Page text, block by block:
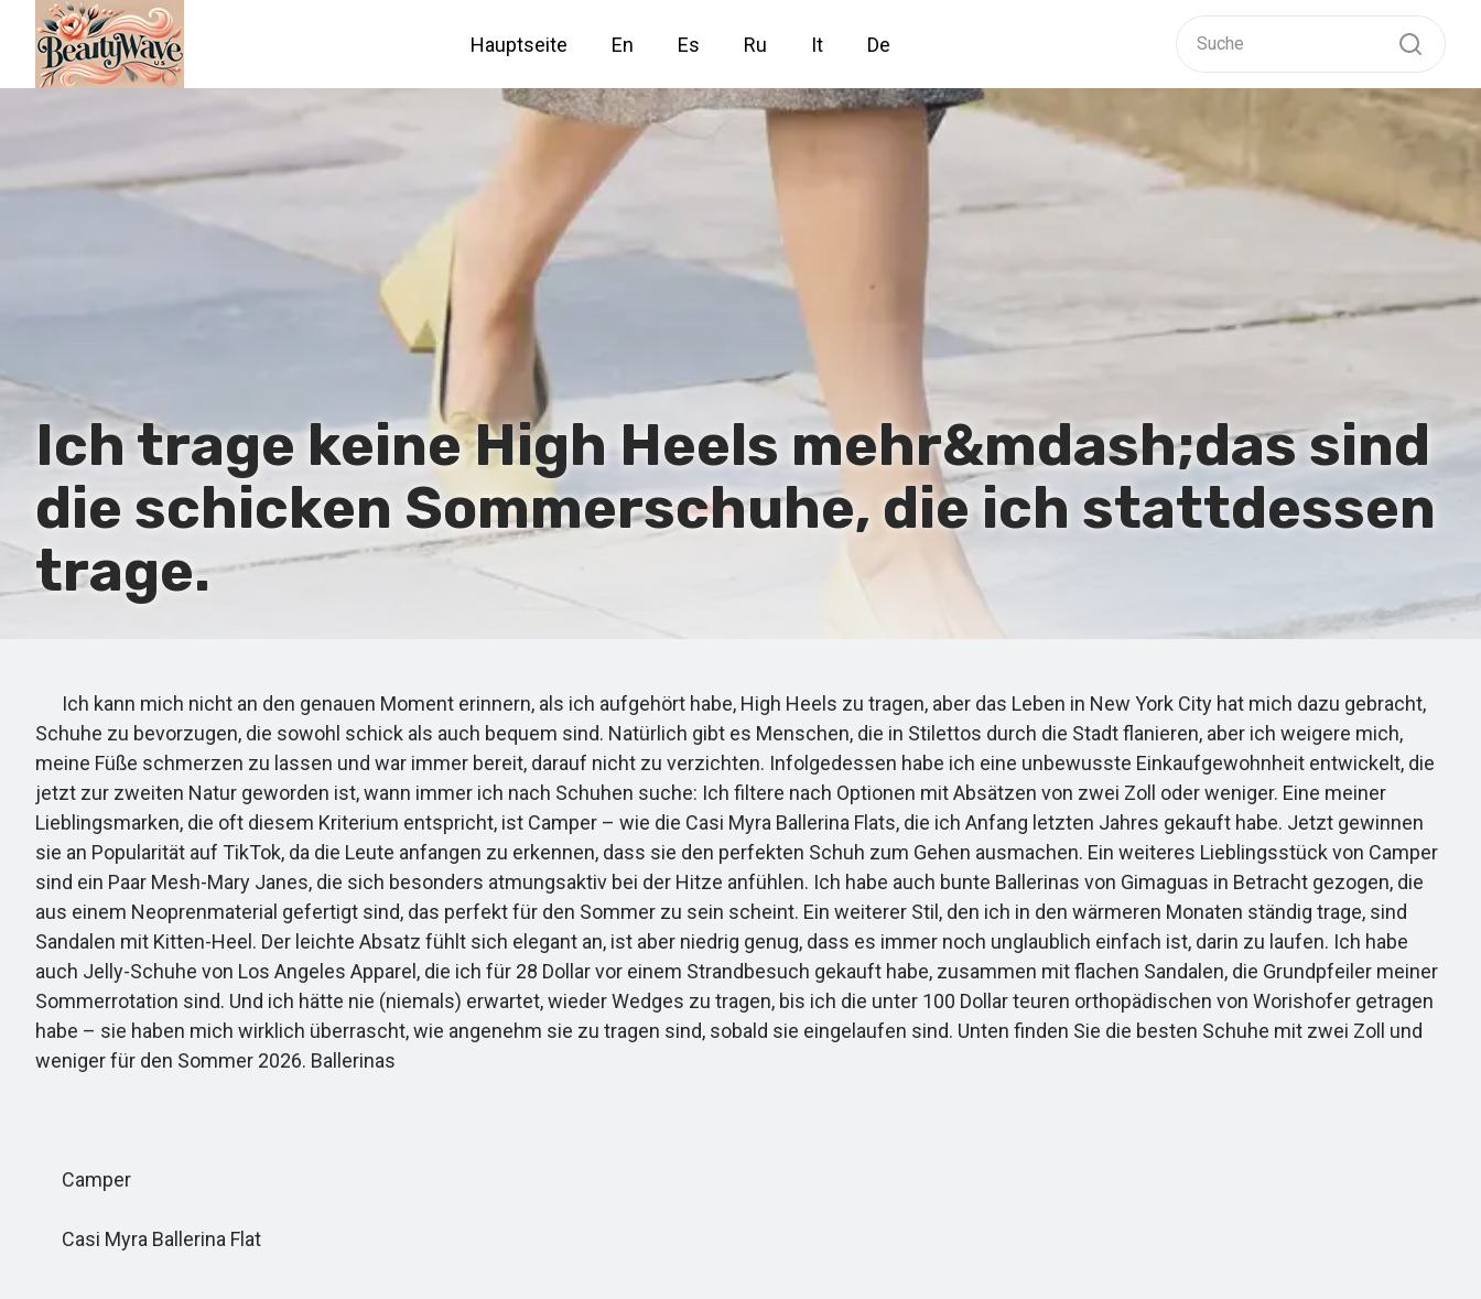
Hauptseite En Es Ru It De
Ich trage keine High Heels mehr&mdash;das sind
die schicken Sommerschuhe, die ich stattdessen
trage.
Ich kann mich nicht an den genauen Moment erinnern, als ich aufgehört habe, High Heels zu tragen, aber das Leben in New York City hat mich dazu gebracht,
Schuhe zu bevorzugen, die sowohl schick als auch bequem sind. Natürlich gibt es Menschen, die in Stilettos durch die Stadt flanieren, aber ich weigere mich,
meine Füße schmerzen zu lassen und war immer bereit, darauf nicht zu verzichten. Infolgedessen habe ich eine unbewusste Einkaufgewohnheit entwickelt, die
jetzt zur zweiten Natur geworden ist, wann immer ich nach Schuhen suche: Ich filtere nach Optionen mit Absätzen von zwei Zoll oder weniger. Eine meiner
Lieblingsmarken, die oft diesem Kriterium entspricht, ist Camper – wie die Casi Myra Ballerina Flats, die ich Anfang letzten Jahres gekauft habe. Jetzt gewinnen
sie an Popularität auf TikTok, da die Leute anfangen zu erkennen, dass sie den perfekten Schuh zum Gehen ausmachen. Ein weiteres Lieblingsstück von Camper
sind ein Paar Mesh-Mary Janes, die sich besonders atmungsaktiv bei der Hitze anfühlen. Ich habe auch bunte Ballerinas von Gimaguas in Betracht gezogen, die
aus einem Neoprenmaterial gefertigt sind, das perfekt für den Sommer zu sein scheint. Ein weiterer Stil, den ich in den wärmeren Monaten ständig trage, sind
Sandalen mit Kitten-Heel. Der leichte Absatz fühlt sich elegant an, ist aber niedrig genug, dass es immer noch unglaublich einfach ist, darin zu laufen. Ich habe
auch Jelly-Schuhe von Los Angeles Apparel, die ich für 28 Dollar vor einem Strandbesuch gekauft habe, zusammen mit flachen Sandalen, die Grundpfeiler meiner
Sommerrotation sind. Und ich hätte nie (niemals) erwartet, wieder Wedges zu tragen, bis ich die unter 100 Dollar teuren orthopädischen von Worishofer getragen
habe – sie haben mich wirklich überrascht, wie angenehm sie zu tragen sind, sobald sie eingelaufen sind. Unten finden Sie die besten Schuhe mit zwei Zoll und
weniger für den Sommer 2026. Ballerinas
Camper
Casi Myra Ballerina Flat